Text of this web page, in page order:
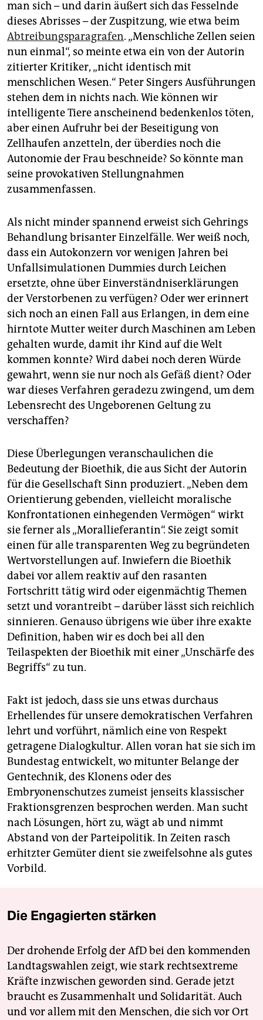
man sich – und darin äußert sich das Fesselnde
dieses Abrisses – der Zuspitzung, wie etwa beim
Abtreibungsparagrafen. „Menschliche Zellen seien
nun einmal“, so meinte etwa ein von der Autorin
zitierter Kritiker, „nicht identisch mit
menschlichen Wesen.“ Peter Singers Ausführungen
stehen dem in nichts nach. Wie können wir
intelligente Tiere anscheinend bedenkenlos töten,
aber einen Aufruhr bei der Beseitigung von
Zellhaufen anzetteln, der überdies noch die
Autonomie der Frau beschneide? So könnte man
seine provokativen Stellungnahmen
zusammenfassen.
Als nicht minder spannend erweist sich Gehrings
Behandlung brisanter Einzelfälle. Wer weiß noch,
dass ein Autokonzern vor wenigen Jahren bei
Unfallsimulationen Dummies durch Leichen
ersetzte, ohne über Einverständniserklärungen
der Verstorbenen zu verfügen? Oder wer erinnert
sich noch an einen Fall aus Erlangen, in dem eine
hirntote Mutter weiter durch Maschinen am Leben
gehalten wurde, damit ihr Kind auf die Welt
kommen konnte? Wird dabei noch deren Würde
gewahrt, wenn sie nur noch als Gefäß dient? Oder
war dieses Verfahren geradezu zwingend, um dem
Lebensrecht des Ungeborenen Geltung zu
verschaffen?
Diese Überlegungen veranschaulichen die
Bedeutung der Bioethik, die aus Sicht der Autorin
für die Gesellschaft Sinn produziert. „Neben dem
Orientierung gebenden, vielleicht moralische
Konfrontationen einhegenden Vermögen“ wirkt
sie ferner als „Morallieferantin“. Sie zeigt somit
einen für alle transparenten Weg zu begründeten
Wertvorstellungen auf. Inwiefern die Bioethik
dabei vor allem reaktiv auf den rasanten
Fortschritt tätig wird oder eigenmächtig Themen
setzt und vorantreibt – darüber lässt sich reichlich
sinnieren. Genauso übrigens wie über ihre exakte
Definition, haben wir es doch bei all den
Teilaspekten der Bioethik mit einer „Unschärfe des
Begriffs“ zu tun.
Fakt ist jedoch, dass sie uns etwas durchaus
Erhellendes für unsere demokratischen Verfahren
lehrt und vorführt, nämlich eine von Respekt
getragene Dialogkultur. Allen voran hat sie sich im
Bundestag entwickelt, wo mitunter Belange der
Gentechnik, des Klonens oder des
Embryonenschutzes zumeist jenseits klassischer
Fraktionsgrenzen besprochen werden. Man sucht
nach Lösungen, hört zu, wägt ab und nimmt
Abstand von der Parteipolitik. In Zeiten rasch
erhitzter Gemüter dient sie zweifelsohne als gutes
Vorbild.
Die Engagierten stärken
Der drohende Erfolg der AfD bei den kommenden
Landtagswahlen zeigt, wie stark rechtsextreme
Kräfte inzwischen geworden sind. Gerade jetzt
braucht es Zusammenhalt und Solidarität. Auch
und vor allem mit den Menschen, die sich vor Ort